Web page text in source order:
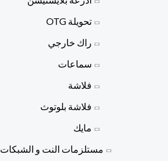
تحويلة OTG
راك خارجي
سماعات
فلاشة
فلاشة بلوتوث
مايك
مستلزمات النت و الشبكات